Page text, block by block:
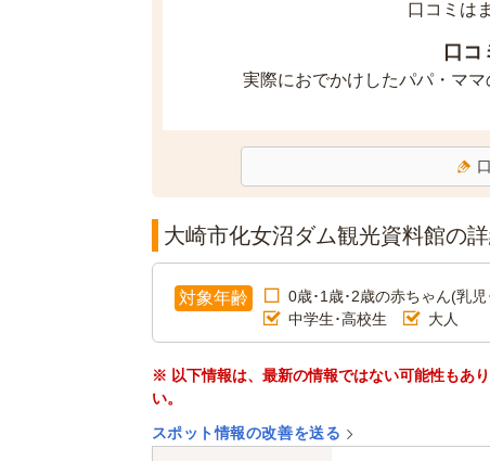
口コミは
口コ
実際におでかけしたパパ・マ
大崎市化女沼ダム観光資料館の
対象年齢 0歳･1歳･2歳の赤ちゃん(乳児
中学生･高校生
大人
※ 以下情報は、最新の情報ではない可能性もあ
い。
スポット情報の改善を送る